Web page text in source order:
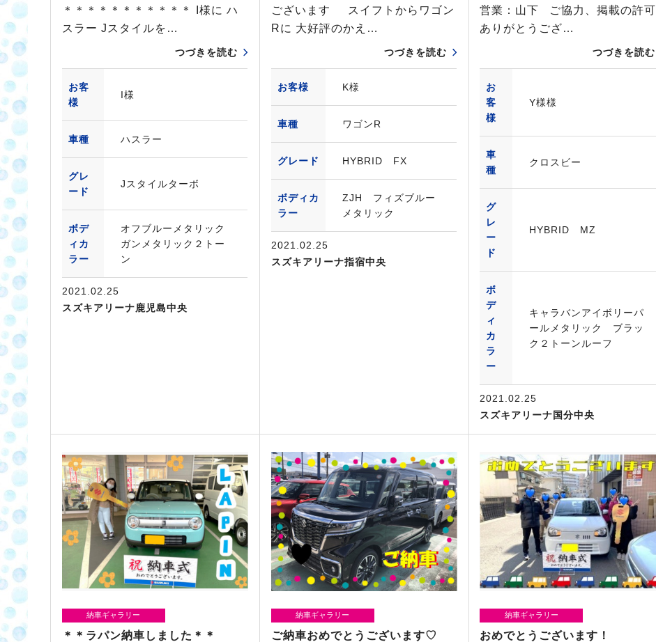
＊＊＊＊＊＊＊＊＊＊＊ I様に ハ
スラー Jスタイルを…
つづきを読む
お客
様
I様
車種 ハスラー
グレ
ード
Jスタイルターボ
ボデ
ィカ
ラー
オフブルーメタリック
ガンメタリック２トー
ン
2021.02.25
スズキアリーナ鹿児島中央
ございます スイフトからワゴン
Rに 大好評のかえ…
つづきを読む
お客様 K様
車種 ワゴンR
グレード HYBRID FX
ボディカ
ラー
ZJH フィズブルー
メタリック
2021.02.25
スズキアリーナ指宿中央
営業：山下 ご協力、掲載の許可
ありがとうござ…
つづきを読む
お
客
様
Y様様
車
種
クロスビー
グ
レ
ー
ド
HYBRID MZ
ボ
デ
ィ
カ
ラ
ー
キャラバンアイボリーパ
ールメタリック ブラッ
ク２トーンルーフ
2021.02.25
スズキアリーナ国分中央
納車ギャラリー
＊＊ラパン納車しました＊＊
納車ギャラリー
ご納車おめでとうございます♡
納車ギャラリー
おめでとうございます！